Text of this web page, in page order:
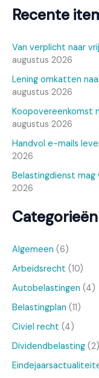
Recente
Van verplicht naar
augustus 2026
Lening omkatten
augustus 2026
Koopovereenkomst
augustus 2026
Handvol e-mails
2026
Belastingdienst
2026
Categorieën
Algemeen (6)
Arbeidsrecht (10)
Autobelastingen (4)
Belastingplan (11)
Civiel recht (4)
Dividendbelasting (2)